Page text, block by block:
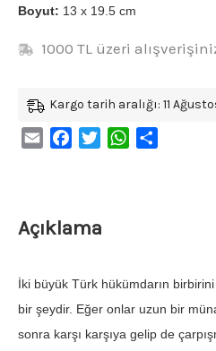
Boyut: 13 x 19.5 cm
1000 TL üzeri
Kargo tarih aralığı: 11
Email FacebookTwitterWhatsApp
Açıklama
İki büyük Türk hükümdarın birbirini
bir şeydir. Eğer onlar uzun bir
sonra karşı karşıya gelip de